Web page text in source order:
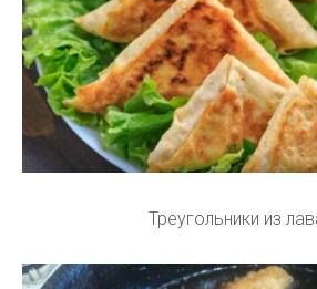
Треугольники из